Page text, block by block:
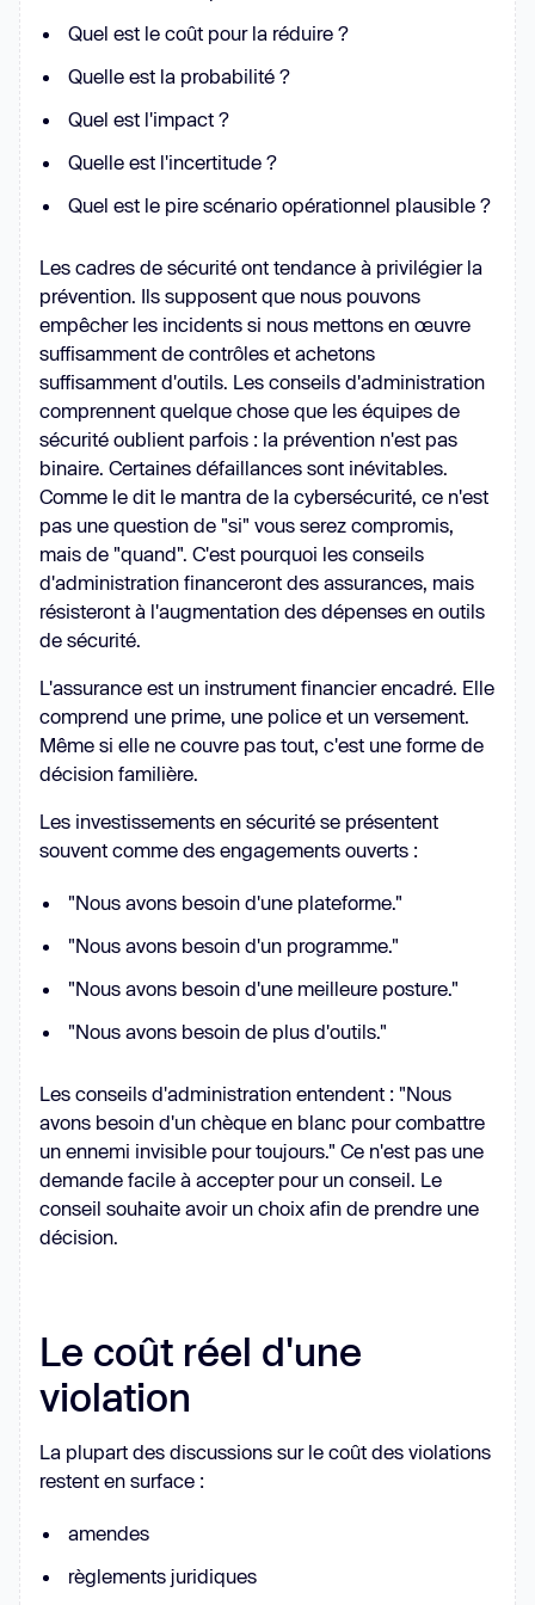
Quel est le coût pour la réduire ?
Quelle est la probabilité ?
Quel est l'impact ?
Quelle est l'incertitude ?
Quel est le pire scénario opérationnel plausible ?
Les cadres de sécurité ont tendance à privilégier la
prévention. Ils supposent que nous pouvons
empêcher les incidents si nous mettons en œuvre
suffisamment de contrôles et achetons
suffisamment d'outils. Les conseils d'administration
comprennent quelque chose que les équipes de
sécurité oublient parfois : la prévention n'est pas
binaire. Certaines défaillances sont inévitables.
Comme le dit le mantra de la cybersécurité, ce n'est
pas une question de "si" vous serez compromis,
mais de "quand". C'est pourquoi les conseils
d'administration financeront des assurances, mais
résisteront à l'augmentation des dépenses en outils
de sécurité.
L'assurance est un instrument financier encadré. Elle
comprend une prime, une police et un versement.
Même si elle ne couvre pas tout, c'est une forme de
décision familière.
Les investissements en sécurité se présentent
souvent comme des engagements ouverts :
"Nous avons besoin d'une plateforme."
"Nous avons besoin d'un programme."
"Nous avons besoin d'une meilleure posture."
"Nous avons besoin de plus d'outils."
Les conseils d'administration entendent : "Nous
avons besoin d'un chèque en blanc pour combattre
un ennemi invisible pour toujours." Ce n'est pas une
demande facile à accepter pour un conseil. Le
conseil souhaite avoir un choix afin de prendre une
décision.
Le coût réel d'une
violation
La plupart des discussions sur le coût des violations
restent en surface :
amendes
règlements juridiques